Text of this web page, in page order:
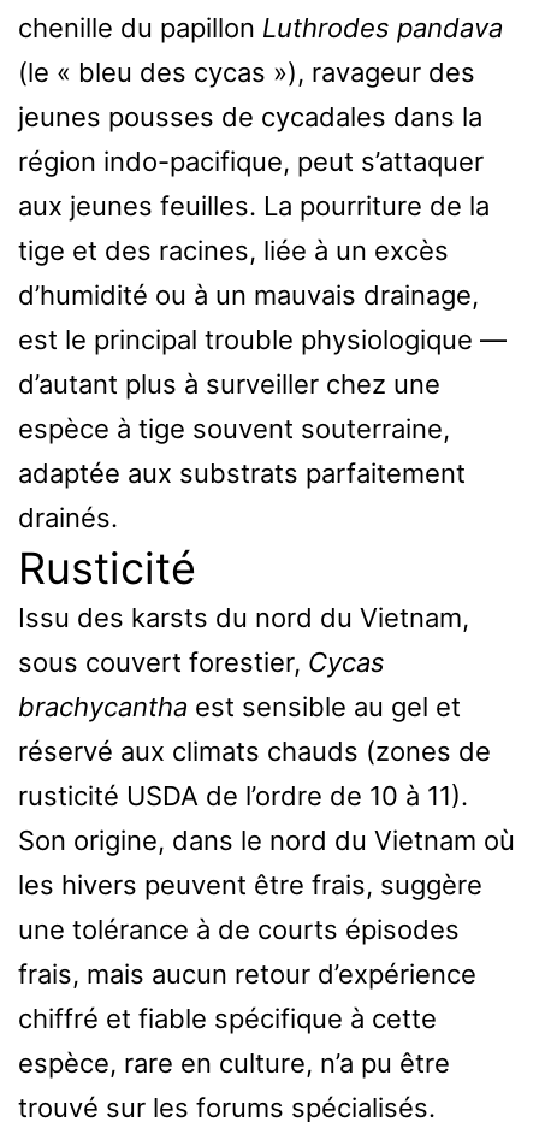
chenille du papillon Luthrodes pandava
(le « bleu des cycas »), ravageur des
jeunes pousses de cycadales dans la
région indo-pacifique, peut s’attaquer
aux jeunes feuilles. La pourriture de la
tige et des racines, liée à un excès
d’humidité ou à un mauvais drainage,
est le principal trouble physiologique —
d’autant plus à surveiller chez une
espèce à tige souvent souterraine,
adaptée aux substrats parfaitement
drainés.
Rusticité
Issu des karsts du nord du Vietnam,
sous couvert forestier, Cycas
brachycantha est sensible au gel et
réservé aux climats chauds (zones de
rusticité USDA de l’ordre de 10 à 11).
Son origine, dans le nord du Vietnam où
les hivers peuvent être frais, suggère
une tolérance à de courts épisodes
frais, mais aucun retour d’expérience
chiffré et fiable spécifique à cette
espèce, rare en culture, n’a pu être
trouvé sur les forums spécialisés.